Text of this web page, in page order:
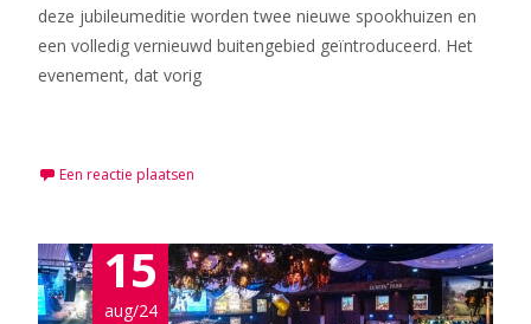
deze jubileumeditie worden twee nieuwe spookhuizen en
een volledig vernieuwd buitengebied geïntroduceerd. Het
evenement, dat vorig
Een reactie plaatsen
15
aug/24